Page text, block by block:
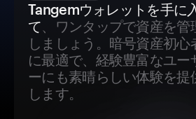
Tangemウォレットを手に
て、ワンタップで資産を管
しましょう。暗号資産初心
に最適で、経験豊富なユー
ーにも素晴らしい体験を提
します。